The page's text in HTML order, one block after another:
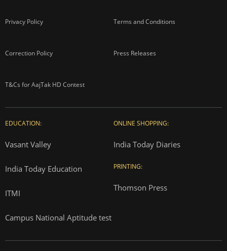
Privacy Policy Terms and Conditions
Correction Policy Press Releases
T&Cs for AajTak HD Contest
EDUCATION:
Vasant Valley
India Today Education
ITMI
Campus National Aptitude test
ONLINE SHOPPING:
India Today Diaries
PRINTING:
Thomson Press